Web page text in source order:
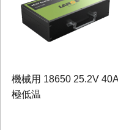
機械用 18650 25.2V
極低温